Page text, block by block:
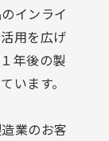
インライ
用を広げ
年後の製
います。
業のお客